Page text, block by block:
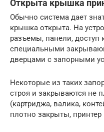
Открыта крышка
Обычно система дает
крышка открыта. На
разъемы, панели, доступ
специальными
дверцами с запорными
Некоторые из таких
строя и закрываются не
(картриджа, валика,
плотно закрыты, принтер